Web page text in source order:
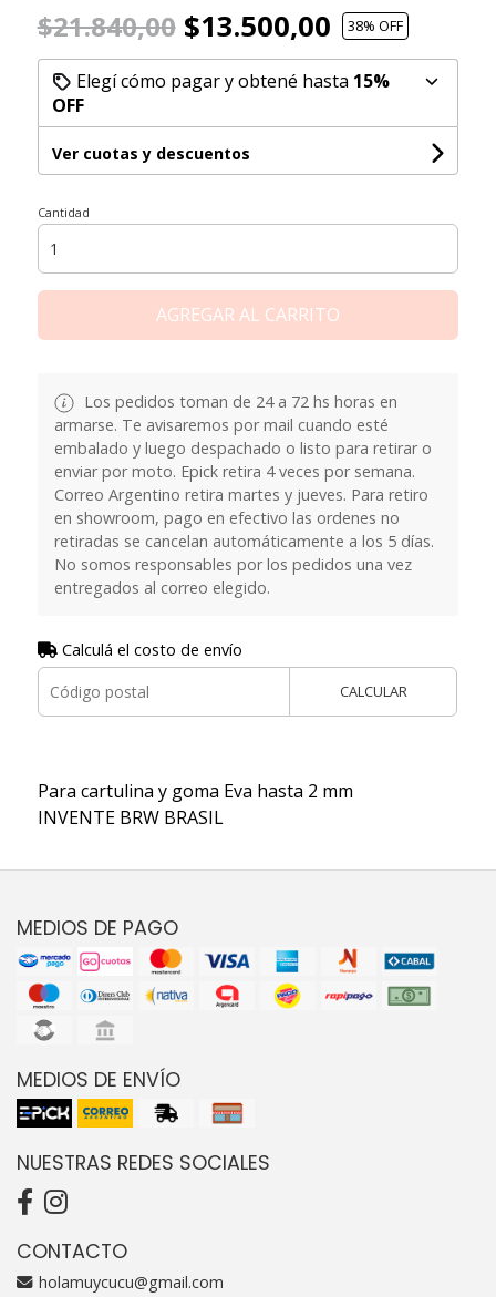
$21.840,00$13.500,00 38% OFF
Elegí cómo pagar y obtené hasta 15%
OFF
Ver cuotas y descuentos
Cantidad
AGREGAR AL CARRITO
Los pedidos toman de 24 a 72 hs horas en
armarse. Te avisaremos por mail cuando esté
embalado y luego despachado o listo para retirar o
enviar por moto. Epick retira 4 veces por semana.
Correo Argentino retira martes y jueves. Para retiro
en showroom, pago en efectivo las ordenes no
retiradas se cancelan automáticamente a los 5 días.
No somos responsables por los pedidos una vez
entregados al correo elegido.
Calculá el costo de envío
CALCULAR
Para cartulina y goma Eva hasta 2 mm
INVENTE BRW BRASIL
MEDIOS DE PAGO
MEDIOS DE ENVÍO
NUESTRAS REDES SOCIALES
CONTACTO
holamuycucu@gmail.com